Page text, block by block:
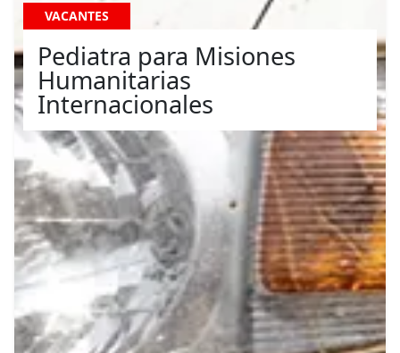
VACANTES
Pediatra para Misiones
Humanitarias
Internacionales